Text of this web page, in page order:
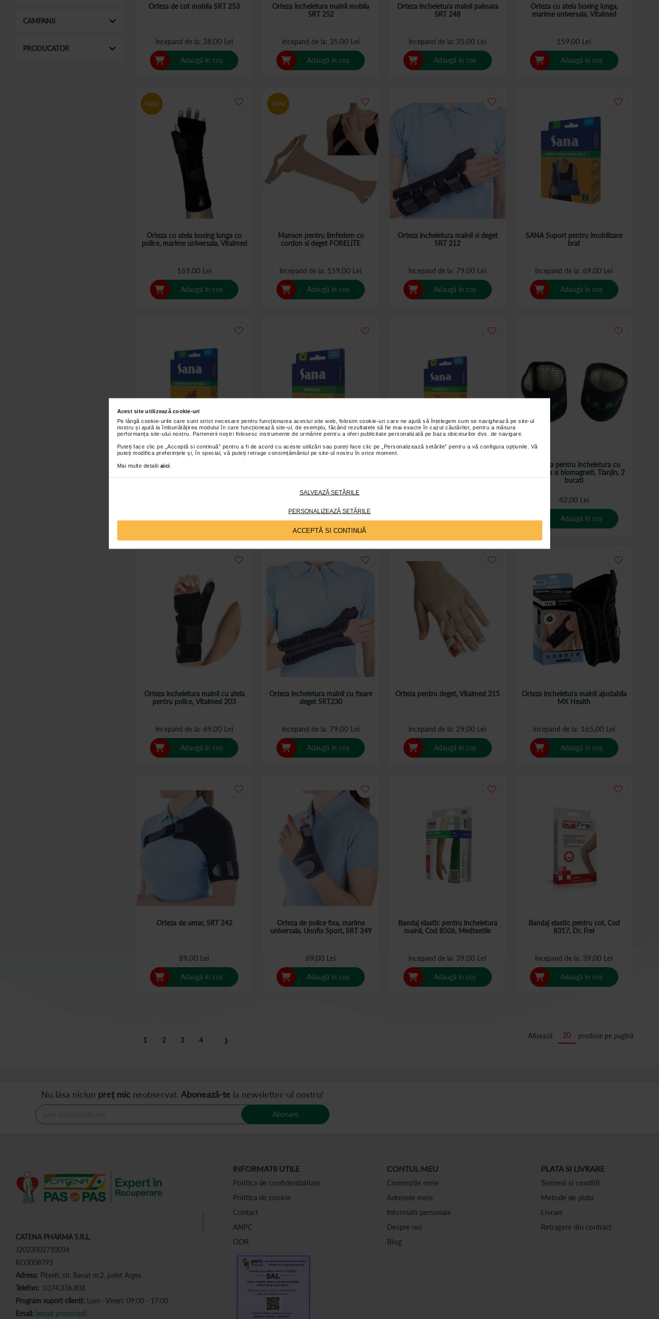
Acest site utilizează cookie-uri
Pe lângă cookie-urile care sunt strict necesare pentru funcționarea acestui site web, folosim cookie-uri care ne ajută să înțelegem cum se navighează pe site-ul
nostru și ajută la îmbunătățirea modului în care funcționează site-ul, de exemplu, făcând rezultatele să fie mai exacte în cazul căutărilor, pentru a măsura
performanța site-ului nostru. Partenerii noștri folosesc instrumente de urmărire pentru a oferi publicitate personalizată pe baza obiceiurilor dvs. de navigare.
Puteți face clic pe „Acceptă si continuă” pentru a fi de acord cu aceste utilizări sau puteți face clic pe „Personalizează setările” pentru a vă configura opțiunile. Vă
puteți modifica preferințele și, în special, vă puteți retrage consimțământul pe site-ul nostru în orice moment.
Mai multe detalii aici
SALVEAZĂ SETĂRILE
PERSONALIZEAZĂ SETĂRILE
ACCEPTĂ SI CONTINUĂ
Orteza de cot mobila SRT 253
începand de la 38,00 Lei
Adaugă în coș
Orteza incheietura mainii mobila
SRT 252
începand de la 35,00 Lei
Adaugă în coș
Orteza incheietura mainii palmara
SRT 248
începand de la 35,00 Lei
Adaugă în coș
Orteza cu atela boxing lunga,
marime universala, Vitalmed
159,00 Lei
Adaugă în coș
NOU
Orteza cu atela boxing lunga cu
police, marime universala, Vitalmed
169,00 Lei
Adaugă în coș
NOU
Manson pentru limfedem cu
cordon si deget FORELITE
începand de la 159,00 Lei
Adaugă în coș
Orteza incheietura mainii si deget
SRT 212
începand de la 79,00 Lei
Adaugă în coș
SANA Suport pentru imobilizare
brat
începand de la 69,00 Lei
Adaugă în coș
SANA Manusa cu atela
Adaugă în coș Adaugă în coș
Manseta pentru incheietura cu
turmalina si biomagneti, Tianjin, 2
bucati
42,00 Lei
Adaugă în coș
Orteza incheietura mainii cu atela
pentru police, Vitalmed 203
începand de la 69,00 Lei
Adaugă în coș
Orteza incheietura mainii cu fixare
deget SRT230
începand de la 79,00 Lei
Adaugă în coș
Orteza pentru deget, Vitalmed 215
începand de la 29,00 Lei
Adaugă în coș
Orteza incheietura mainii ajustabila
MX Health
începand de la 165,00 Lei
Adaugă în coș
Orteza de umar, SRT 242
89,00 Lei
Adaugă în coș
Orteza de police fixa, marime
universala, Unofix Sport, SRT 249
69,00 Lei
Adaugă în coș
Bandaj elastic pentru incheietura
mainii, Cod 8506, Medtextile
începand de la 39,00 Lei
Adaugă în coș
Bandaj elastic pentru cot, Cod
8317, Dr. Frei
începand de la 39,00 Lei
Adaugă în coș
Pagina
în acest moment cititi pagina
1 Pagina
2 Pagina
3 Pagina
4 ❯
Afișează produse pe pagină
CAMPANII
PRODUCATOR
Nu lăsa niciun preț mic neobservat. Abonează-te la newsletter-ul nostru!
Abonare
CATENA PHARMA S.R.L.
J2023002710034
RO3008793
Adresa: Pitesti, str. Banat nr.2, judet Arges
Telefon: 0374.336.802
Program suport clienti: Luni - Vineri: 09:00 - 17:00
Email: [email protected]
INFORMATII UTILE
Politica de confidentialitate
Politica de cookie
Contact
ANPC
ODR
CONTUL MEU
Comenzile mele
Adresele mele
Informatii personale
Despre noi
Blog
PLATA SI LIVRARE
Termeni si conditii
Metode de plata
Livrare
Retragere din contract